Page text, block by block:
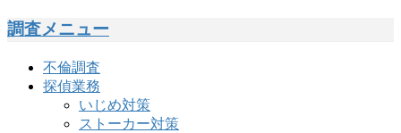
調査メニュー
不倫調査
探偵業務
いじめ対策
ストーカー対策